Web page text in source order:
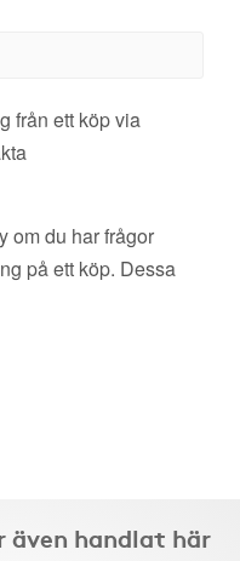
från ett köp via
om du har frågor
på ett köp. Dessa
även handlat här